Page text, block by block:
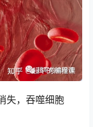
失，吞噬细胞